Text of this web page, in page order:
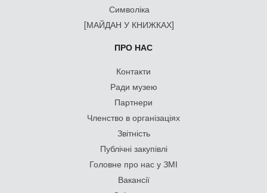
Символіка
[МАЙДАН У КНИЖКАХ]
ПРО НАС
Контакти
Ради музею
Партнери
Членство в організаціях
Звітність
Публічні закупівлі
Головне про нас у ЗМІ
Вакансії